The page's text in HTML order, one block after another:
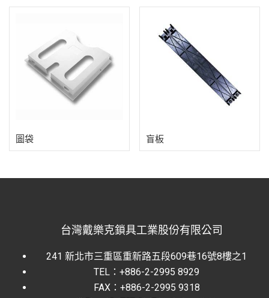
圖袋 盲板
台灣戴樂克鎖具工業股份有限公司
241 新北市三重區重新路五段609巷16號8樓之1
TEL：+886-2-2995 8929
FAX：+886-2-2995 9318